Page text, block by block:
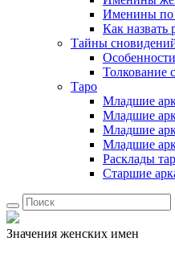
Именины по
Как назвать
Тайны
Толкование
Таро
Младшие
Младшие
Младшие
Младшие
Расклады
Старшие
Значения женских имен